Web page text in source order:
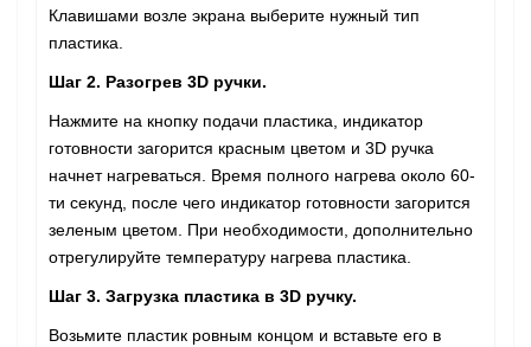
Клавишами возле экрана выберите нужный тип
пластика.
Шаг 2. Разогрев 3D ручки.
Нажмите на кнопку подачи пластика, индикатор
готовности загорится красным цветом и 3D ручка
начнет нагреваться. Время полного нагрева около 60-
ти секунд, после чего индикатор готовности загорится
зеленым цветом. При необходимости, дополнительно
отрегулируйте температуру нагрева пластика.
Шаг 3. Загрузка пластика в 3D ручку.
Возьмите пластик ровным концом и вставьте его в